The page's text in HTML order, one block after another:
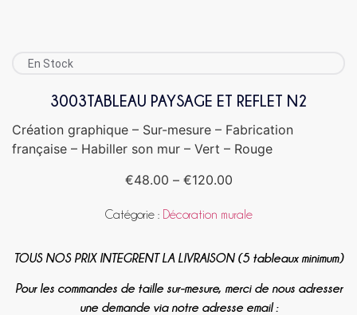
En Stock
3003TABLEAU PAYSAGE ET REFLET N2
Création graphique – Sur-mesure – Fabrication
française – Habiller son mur – Vert – Rouge
€48.00 – €120.00
Catégorie : Décoration murale
TOUS NOS PRIX INTEGRENT LA LIVRAISON (5 tableaux minimum)
Pour les commandes de taille sur-mesure, merci de nous adresser
une demande via notre adresse email :